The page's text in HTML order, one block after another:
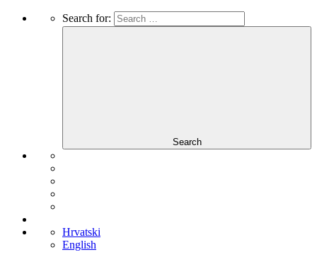
Search for:
Search
Hrvatski
English